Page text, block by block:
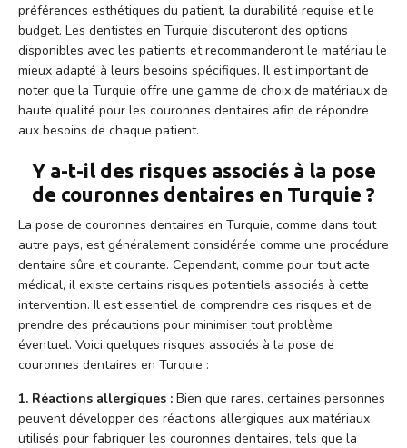
préférences esthétiques du patient, la durabilité requise et le
budget. Les dentistes en Turquie discuteront des options
disponibles avec les patients et recommanderont le matériau le
mieux adapté à leurs besoins spécifiques. Il est important de
noter que la Turquie offre une gamme de choix de matériaux de
haute qualité pour les couronnes dentaires afin de répondre
aux besoins de chaque patient.
Y a-t-il des risques associés à la pose
de couronnes dentaires en Turquie ?
La pose de couronnes dentaires en Turquie, comme dans tout
autre pays, est généralement considérée comme une procédure
dentaire sûre et courante. Cependant, comme pour tout acte
médical, il existe certains risques potentiels associés à cette
intervention. Il est essentiel de comprendre ces risques et de
prendre des précautions pour minimiser tout problème
éventuel. Voici quelques risques associés à la pose de
couronnes dentaires en Turquie :
1. Réactions allergiques : Bien que rares, certaines personnes
peuvent développer des réactions allergiques aux matériaux
utilisés pour fabriquer les couronnes dentaires, tels que la